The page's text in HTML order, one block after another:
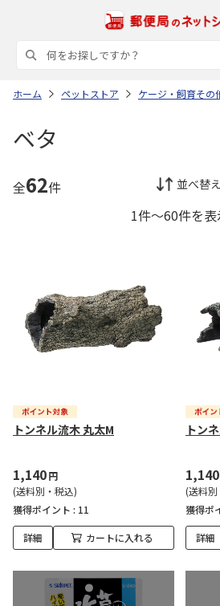
ホーム ペットストア ケージ・飼育その
ベタ
全62件 並べ替
1件～60件を表
トンネル流木 丸太M
1,140円
(送料別・税込)
獲得ポイント : 11
詳細 カートに入れる
トン
1,140
(送料
獲得ポ
詳細